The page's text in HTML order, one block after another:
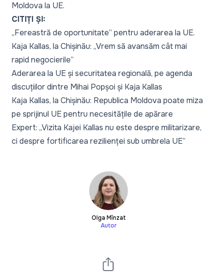
Moldova la UE.
CITIȚI ȘI:
„Fereastră de oportunitate” pentru aderarea la UE.
Kaja Kallas, la Chișinău: „Vrem să avansăm cât mai
rapid negocierile”
Aderarea la UE și securitatea regională, pe agenda
discuțiilor dintre Mihai Popșoi și Kaja Kallas
Kaja Kallas, la Chișinău: Republica Moldova poate miza
pe sprijinul UE pentru necesitățile de apărare
Expert: „Vizita Kajei Kallas nu este despre militarizare,
ci despre fortificarea rezilienței sub umbrela UE”
Olga Mînzat
Autor